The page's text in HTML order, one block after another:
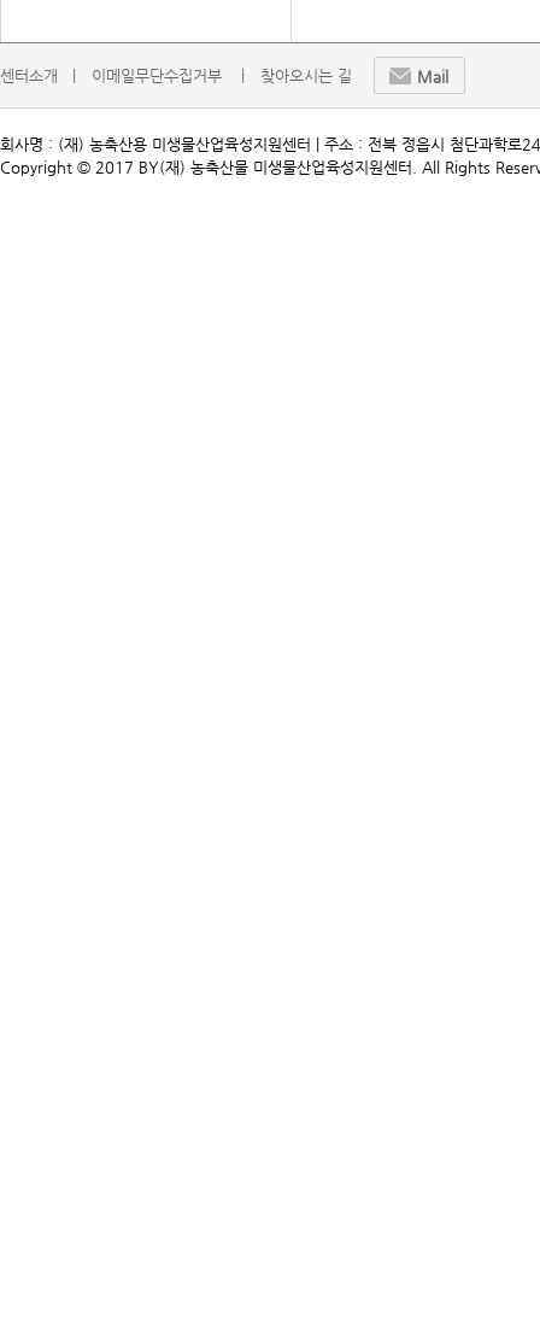
센터소개   | 이메일무단수집거부    | 찾아오시는 길 Mail
회사명 : (재) 농축산용 미생물산업육성지원센터 | 주소 : 전북 정읍시 첨단과
Copyright © 2017 BY(재) 농축산물 미생물산업육성지원센터. All Rights